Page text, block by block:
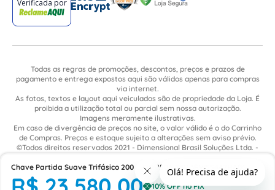
Chave Partida Suave Trifásico 200 690V 250A 24V 3RW55442HA06
Siemens
Todas as regras de promoções, descontos, preços e prazos de
pagamento e entrega expostos aqui são válidos apenas para compras
via internet.
As fotos, textos e layout aqui veiculados são de propriedade da Loja. É
proibida a utilização total ou parcial sem nossa autorização.
Imagens meramente ilustrativas.
Em caso de divergência de preços no site, o valor válido é o do Carrinho
de Compras. Preços e estoque sujeito a alterações sem aviso prévio.
©Todos direitos reservados 2021 - Dimensional Brasil Soluções Ltda. -
Village Limeira. Pavilhão Sítio São João - Limeira - SP / CEP: 13.481-316